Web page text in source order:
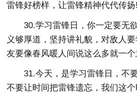
雷锋好榜样，让雷锋精神代代传扬!
30.学习雷锋日，你一定要无
义够厚道，坚持讲礼貌，对敌人
友要像春风暖人间说这么多就一
31.今天，是学习雷锋日，不要
不要让时间把雷锋遗忘，我们这